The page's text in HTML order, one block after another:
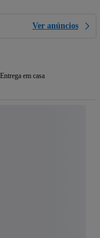
Ver anúncios
Entrega em casa